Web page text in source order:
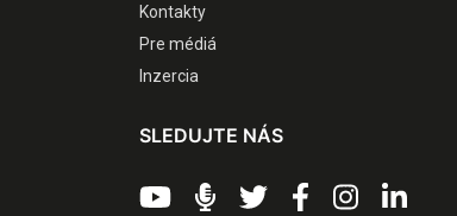
Kontakty
Pre médiá
Inzercia
SLEDUJTE NÁS